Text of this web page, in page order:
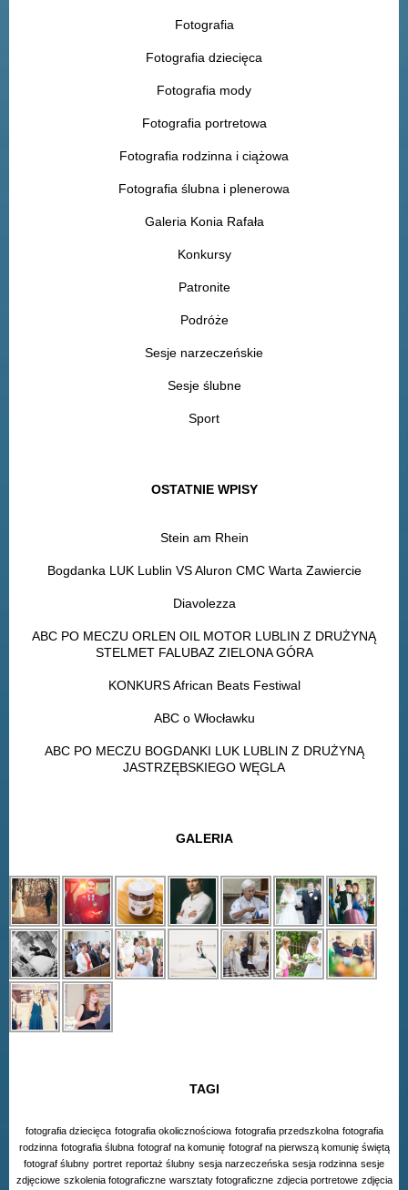
Fotografia
Fotografia dziecięca
Fotografia mody
Fotografia portretowa
Fotografia rodzinna i ciążowa
Fotografia ślubna i plenerowa
Galeria Konia Rafała
Konkursy
Patronite
Podróże
Sesje narzeczeńskie
Sesje ślubne
Sport
OSTATNIE WPISY
Stein am Rhein
Bogdanka LUK Lublin VS Aluron CMC Warta Zawiercie
Diavolezza
ABC PO MECZU ORLEN OIL MOTOR LUBLIN Z DRUŻYNĄ
STELMET FALUBAZ ZIELONA GÓRA
KONKURS African Beats Festiwal
ABC o Włocławku
ABC PO MECZU BOGDANKI LUK LUBLIN Z DRUŻYNĄ
JASTRZĘBSKIEGO WĘGLA
GALERIA
TAGI
fotografia dziecięca fotografia okolicznościowa fotografia przedszkolna fotografia
rodzinna fotografia ślubna fotograf na komunię fotograf na pierwszą komunię świętą
fotograf ślubny portret reportaż ślubny sesja narzeczeńska sesja rodzinna sesje
zdjęciowe szkolenia fotograficzne warsztaty fotograficzne zdjecia portretowe zdjęcia